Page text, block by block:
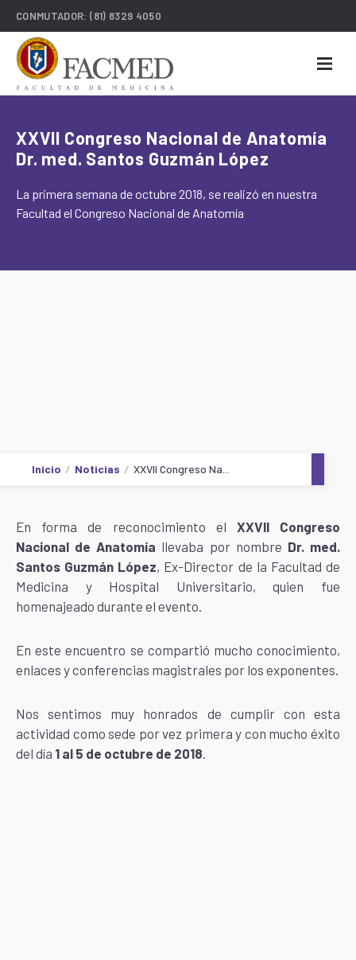
CONMUTADOR:(81) 8329 4050
XXVII Congreso Nacional de Anatomía
Dr. med. Santos Guzmán López
La primera semana de octubre 2018, se realizó en nuestra
Facultad el Congreso Nacional de Anatomía
Inicio Noticias XXVII Congreso Na...
En forma de reconocimiento el XXVII Congreso
Nacional de Anatomía llevaba por nombre Dr. med.
Santos Guzmán López, Ex-Director de la Facultad de
Medicina y Hospital Universitario, quien fue
homenajeado durante el evento.
En este encuentro se compartió mucho conocimiento,
enlaces y conferencias magistrales por los exponentes.
Nos sentimos muy honrados de cumplir con esta
actividad como sede por vez primera y con mucho éxito
del día 1 al 5 de octubre de 2018.